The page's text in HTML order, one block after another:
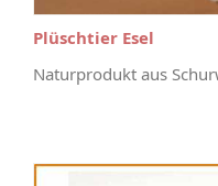
Plüschtier Esel
Naturprodukt aus